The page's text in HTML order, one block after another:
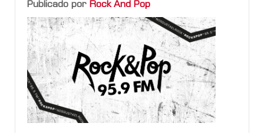
Publicado por Rock And Pop